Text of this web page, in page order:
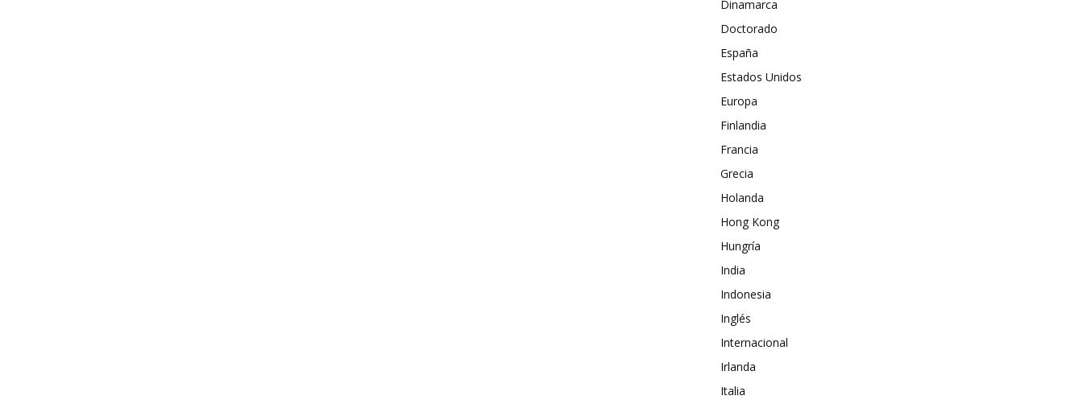
Dinamarca
Doctorado
España
Estados Unidos
Europa
Finlandia
Francia
Grecia
Holanda
Hong Kong
Hungría
India
Indonesia
Inglés
Internacional
Irlanda
Italia